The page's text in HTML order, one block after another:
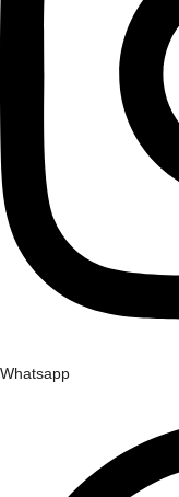
Whatsapp